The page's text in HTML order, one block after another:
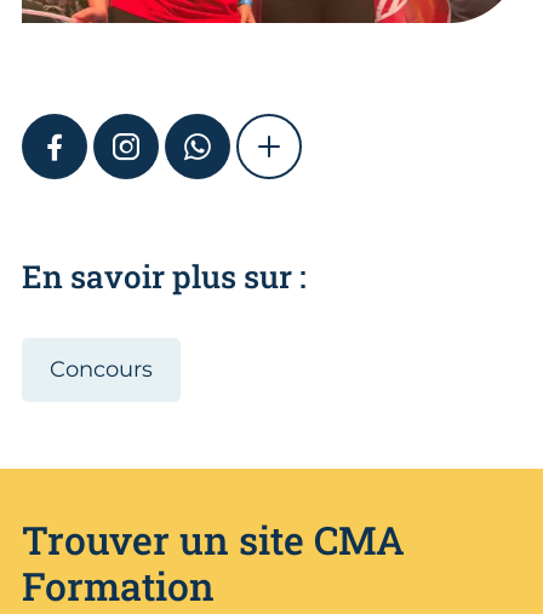
FACEBOOKINSTAGRAMWHATSAPPSHOW MORE
En savoir plus sur :
Concours
Trouver un site CMA
Formation